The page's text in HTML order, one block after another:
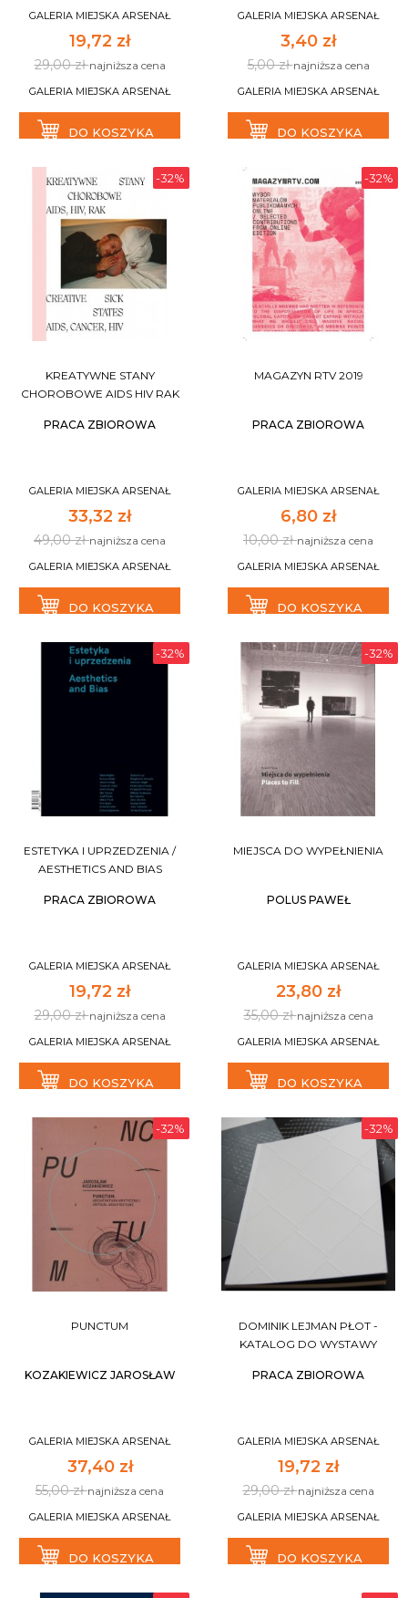
GALERIA MIEJSKA ARSENAŁ
19,72 zł
29,00 złnajniższa cena
GALERIA MIEJSKA ARSENAŁ
DO KOSZYKA
GALERIA MIEJSKA ARSENAŁ
3,40 zł
5,00 złnajniższa cena
GALERIA MIEJSKA ARSENAŁ
DO KOSZYKA
-32%
KREATYWNE STANY
CHOROBOWE AIDS HIV RAK
PRACA ZBIOROWA
GALERIA MIEJSKA ARSENAŁ
33,32 zł
49,00 złnajniższa cena
GALERIA MIEJSKA ARSENAŁ
DO KOSZYKA
-32%
MAGAZYN RTV 2019
PRACA ZBIOROWA
GALERIA MIEJSKA ARSENAŁ
6,80 zł
10,00 złnajniższa cena
GALERIA MIEJSKA ARSENAŁ
DO KOSZYKA
-32%
ESTETYKA I UPRZEDZENIA /
AESTHETICS AND BIAS
PRACA ZBIOROWA
GALERIA MIEJSKA ARSENAŁ
19,72 zł
29,00 złnajniższa cena
GALERIA MIEJSKA ARSENAŁ
DO KOSZYKA
-32%
MIEJSCA DO WYPEŁNIENIA
POLUS PAWEŁ
GALERIA MIEJSKA ARSENAŁ
23,80 zł
35,00 złnajniższa cena
GALERIA MIEJSKA ARSENAŁ
DO KOSZYKA
-32%
PUNCTUM
KOZAKIEWICZ JAROSŁAW
GALERIA MIEJSKA ARSENAŁ
37,40 zł
55,00 złnajniższa cena
GALERIA MIEJSKA ARSENAŁ
DO KOSZYKA
-32%
DOMINIK LEJMAN PŁOT -
KATALOG DO WYSTAWY
PRACA ZBIOROWA
GALERIA MIEJSKA ARSENAŁ
19,72 zł
29,00 złnajniższa cena
GALERIA MIEJSKA ARSENAŁ
DO KOSZYKA